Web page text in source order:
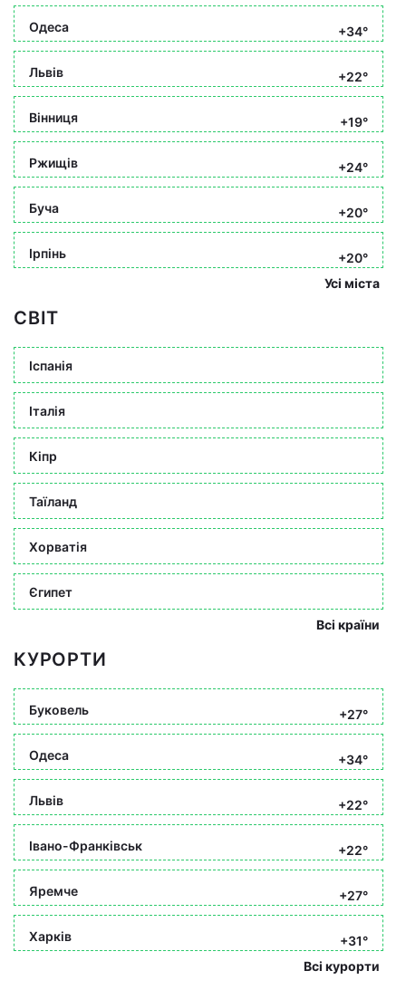
Одеса +34°
Львів +22°
Вінниця +19°
Ржищів +24°
Буча +20°
Ірпінь
+20°
Усі міста
СВІТ
Іспанія
Італія
Кіпр
Таїланд
Хорватія
Єгипет
Всі країни
КУРОРТИ
Буковель +27°
Одеса +34°
Львів +22°
Івано-Франківськ +22°
Яремче +27°
Харків
+31°
Всі курорти